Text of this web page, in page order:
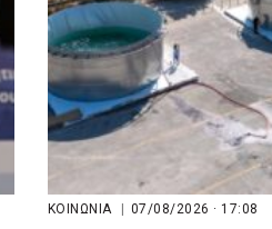
ΚΟΙΝΩΝΙΑ 07/08/2026 · 17:08